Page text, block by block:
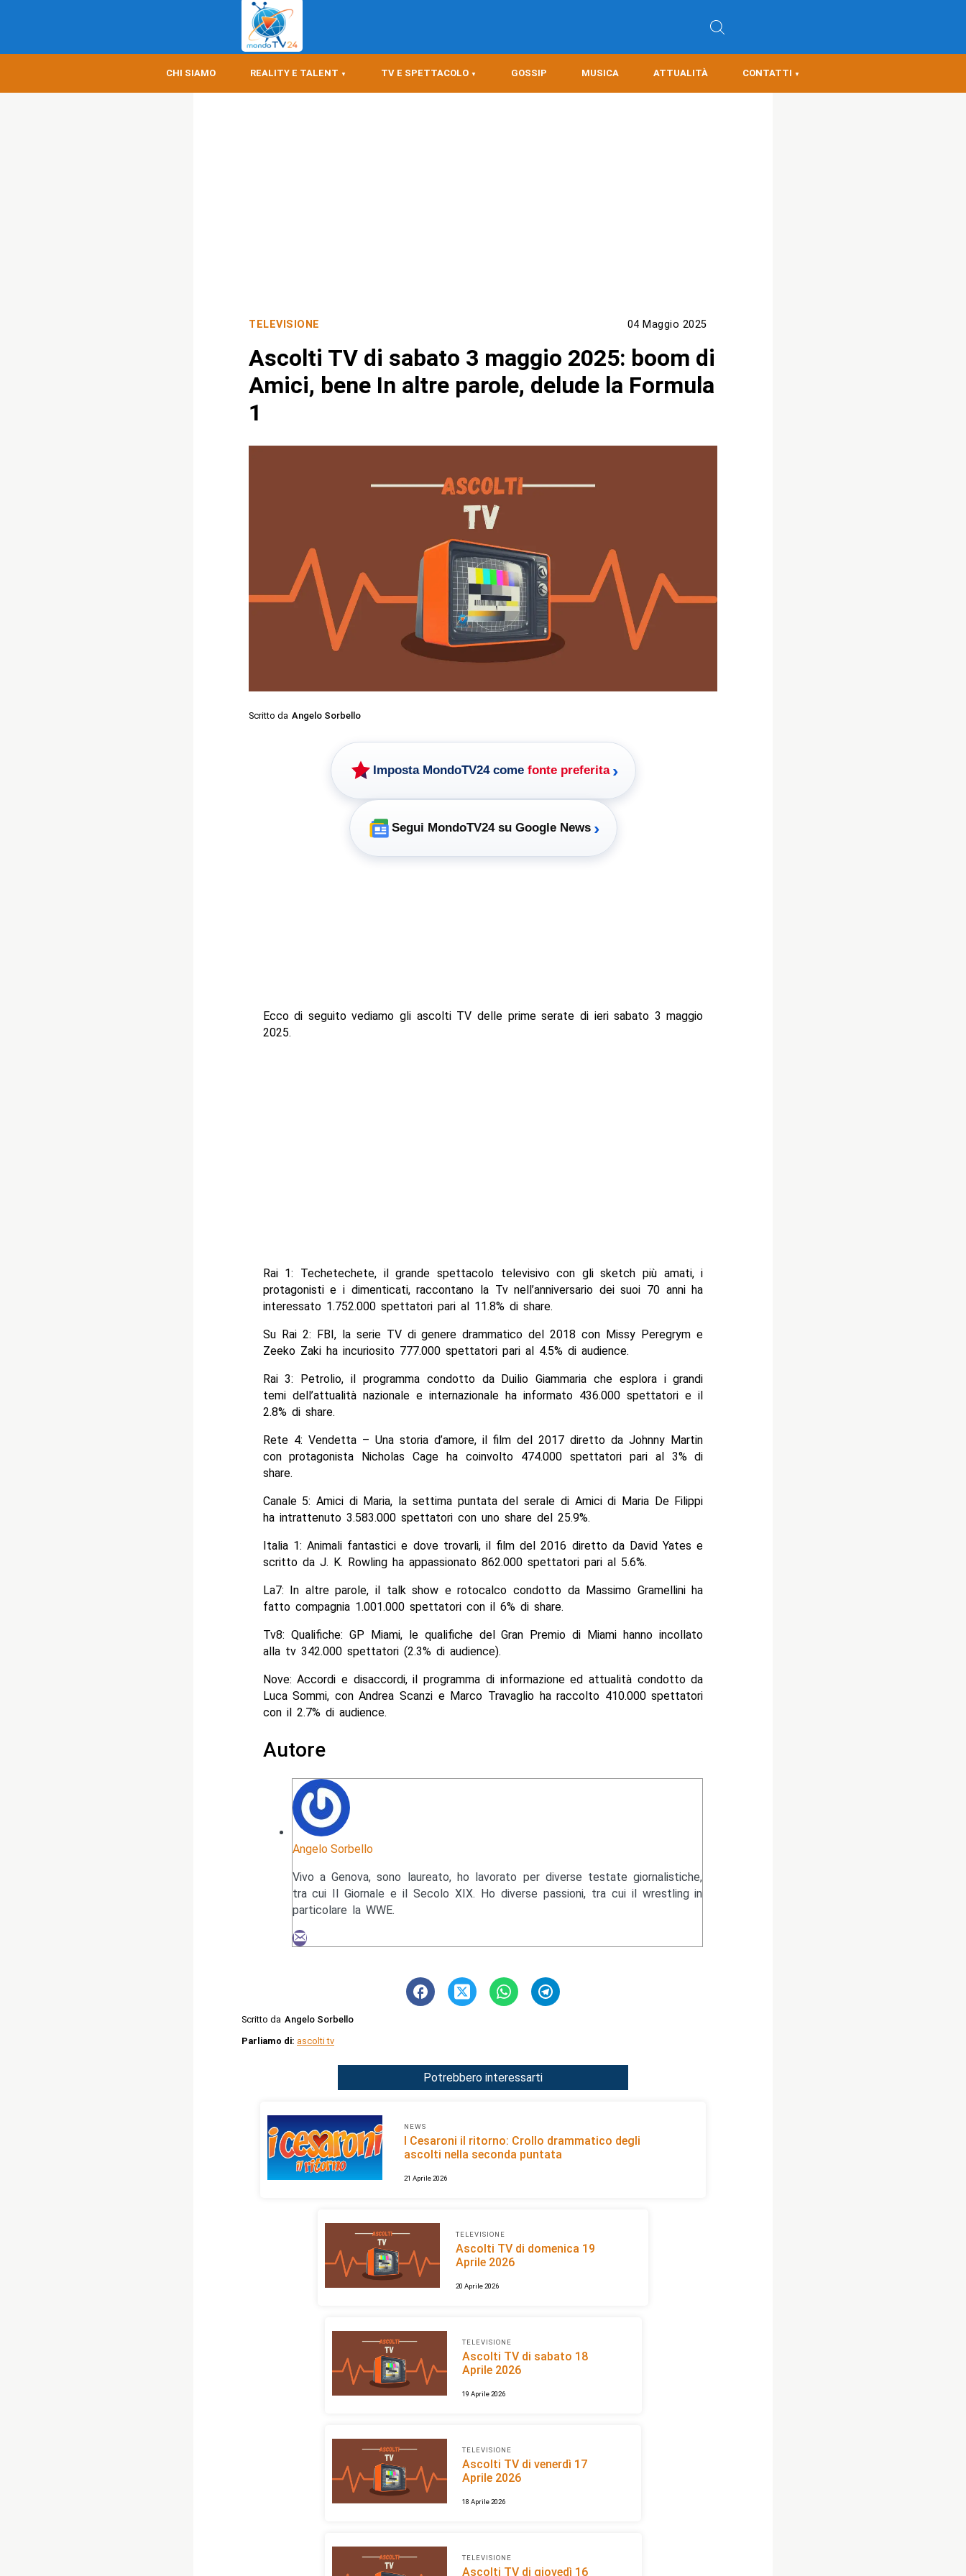
CHI SIAMO REALITY E TALENT TV E SPETTACOLO GOSSIP MUSICA ATTUALITÀ CONTATTI
TELEVISIONE 04 Maggio 2025
Ascolti TV di sabato 3 maggio 2025: boom di
Amici, bene In altre parole, delude la Formula
1
Scritto da Angelo Sorbello
Imposta MondoTV24 come fonte preferita ›
Segui MondoTV24 su Google News ›
Ecco di seguito vediamo gli ascolti TV delle prime serate di ieri sabato 3 maggio
2025.
Rai 1: Techetechete, il grande spettacolo televisivo con gli sketch più amati, i
protagonisti e i dimenticati, raccontano la Tv nell’anniversario dei suoi 70 anni ha
interessato 1.752.000 spettatori pari al 11.8% di share.
Su Rai 2: FBI, la serie TV di genere drammatico del 2018 con Missy Peregrym e
Zeeko Zaki ha incuriosito 777.000 spettatori pari al 4.5% di audience.
Rai 3: Petrolio, il programma condotto da Duilio Giammaria che esplora i grandi
temi dell’attualità nazionale e internazionale ha informato 436.000 spettatori e il
2.8% di share.
Rete 4: Vendetta – Una storia d’amore, il film del 2017 diretto da Johnny Martin
con protagonista Nicholas Cage ha coinvolto 474.000 spettatori pari al 3% di
share.
Canale 5: Amici di Maria, la settima puntata del serale di Amici di Maria De Filippi
ha intrattenuto 3.583.000 spettatori con uno share del 25.9%.
Italia 1: Animali fantastici e dove trovarli, il film del 2016 diretto da David Yates e
scritto da J. K. Rowling ha appassionato 862.000 spettatori pari al 5.6%.
La7: In altre parole, il talk show e rotocalco condotto da Massimo Gramellini ha
fatto compagnia 1.001.000 spettatori con il 6% di share.
Tv8: Qualifiche: GP Miami, le qualifiche del Gran Premio di Miami hanno incollato
alla tv 342.000 spettatori (2.3% di audience).
Nove: Accordi e disaccordi, il programma di informazione ed attualità condotto da
Luca Sommi, con Andrea Scanzi e Marco Travaglio ha raccolto 410.000 spettatori
con il 2.7% di audience.
Autore
Angelo Sorbello
Vivo a Genova, sono laureato, ho lavorato per diverse testate giornalistiche,
tra cui Il Giornale e il Secolo XIX. Ho diverse passioni, tra cui il wrestling in
particolare la WWE.
Scritto da Angelo Sorbello
Parliamo di: ascolti tv
Potrebbero interessarti
NEWS
I Cesaroni il ritorno: Crollo drammatico degli
ascolti nella seconda puntata
21 Aprile 2026
TELEVISIONE
Ascolti TV di domenica 19
Aprile 2026
20 Aprile 2026
TELEVISIONE
Ascolti TV di sabato 18
Aprile 2026
19 Aprile 2026
TELEVISIONE
Ascolti TV di venerdì 17
Aprile 2026
18 Aprile 2026
TELEVISIONE
Ascolti TV di giovedì 16